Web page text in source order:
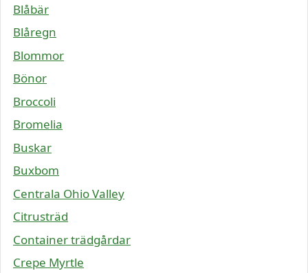
Blåbär
Blåregn
Blommor
Bönor
Broccoli
Bromelia
Buskar
Buxbom
Centrala Ohio Valley
Citrusträd
Container trädgårdar
Crepe Myrtle